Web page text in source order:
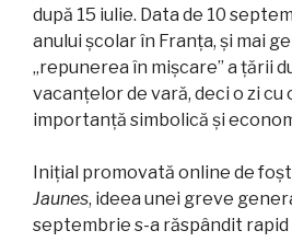
după 15 iulie. Data de 10
anului școlar în Franța, și mai
„repunerea în mișcare” a țării
vacanțelor de vară, deci o zi cu
importanță simbolică și
Inițial promovată online de
Jaunes, ideea unei greve
septembrie s-a răspândit